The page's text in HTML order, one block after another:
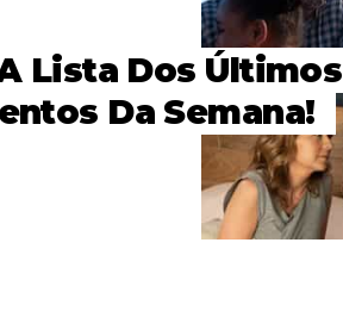
Lista Dos Últimos
Da Semana!